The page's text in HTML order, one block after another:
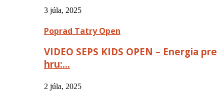
3 júla, 2025
Poprad Tatry Open
VIDEO SEPS KIDS OPEN – Energia pre
hru:…
2 júla, 2025